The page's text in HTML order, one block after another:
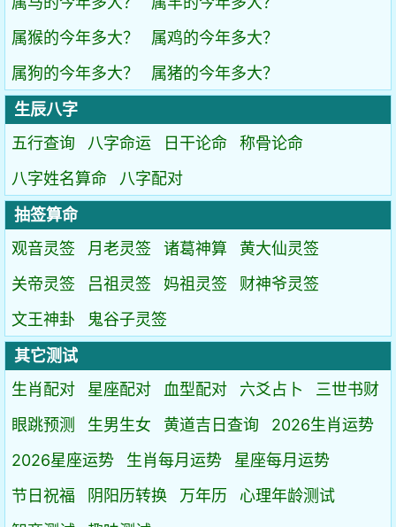
属猴的今年多大？
属鸡的今年多大？
属狗的今年多大？
属猪的今年多大？
生辰八字
五行查询
八字命运 日干论命
称骨论命
八字姓名算命
八字配对
抽签算命
观音灵签
月老灵签 诸葛神算
黄大仙灵签
关帝灵签
吕祖灵签 妈祖灵签
财神爷灵签
文王神卦
鬼谷子灵签
其它测试
生肖配对
星座配对 血型配对 六爻占卜
三世书财
眼跳预测
生男生女 黄道吉日查询
2026生肖运势
2026星座运势
生肖每月运势
星座每月运势
节日祝福
阴阳历转换 万年历
心理年龄测试